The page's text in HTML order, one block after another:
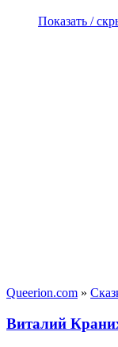
Показать /
Queerion.com »
Виталий